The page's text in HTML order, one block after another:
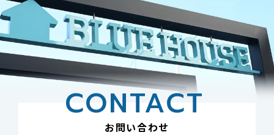
CONTACT
お問い合わせ